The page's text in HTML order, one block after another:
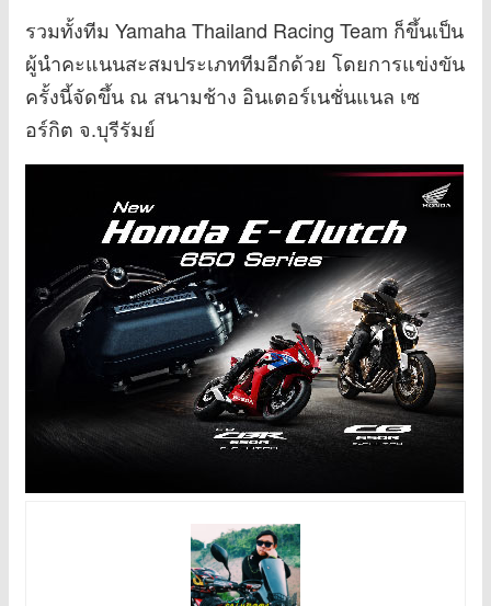
รวมทั้งทีม Yamaha Thailand Racing Team ก็ขึ้นเป็น
ผู้นำคะแนนสะสมประเภททีมอีกด้วย โดยการแข่งขัน
ครั้งนี้จัดขึ้น ณ สนามช้าง อินเตอร์เนชั่นแนล เซ
อร์กิต จ.บุรีรัมย์